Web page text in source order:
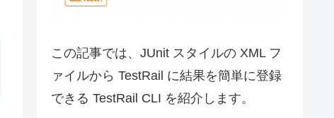
この記事では、JUnit スタイルの XML フ
ァイルから TestRail に結果を簡単に登録
できる TestRail CLI を紹介します。